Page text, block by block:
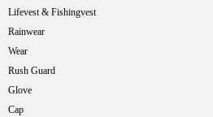
Lifevest & Fishingvest
Rainwear
Wear
Rush Guard
Glove
Cap